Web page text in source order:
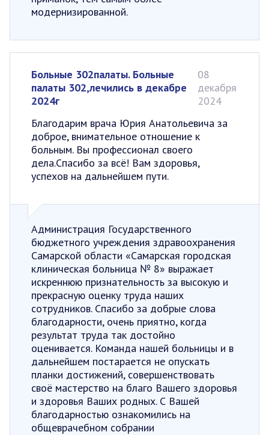
модернизированной.
Больные 302палаты. Больные
палаты 302,лечились в декабре
2024г
08
декабря
2024
Благодарим врача Юрия Анатольевича за
доброе, внимательное отношение к
больным. Вы профессионал своего
дела.Спасибо за всё! Вам здоровья,
успехов на дальнейшем пути.
Администрация Государственного
бюджетного учреждения здравоохранения
Самарской области «Самарская городская
клиническая больница № 8» выражает
искреннюю признательность за высокую и
прекрасную оценку труда наших
сотрудников. Спасибо за добрые слова
благодарности, очень приятно, когда
результат труда так достойно
оценивается. Команда нашей больницы и в
дальнейшем постарается не опускать
планки достижений, совершенствовать
своё мастерство на благо Вашего здоровья
и здоровья Ваших родных. С Вашей
благодарностью ознакомились на
общеврачебном собрании